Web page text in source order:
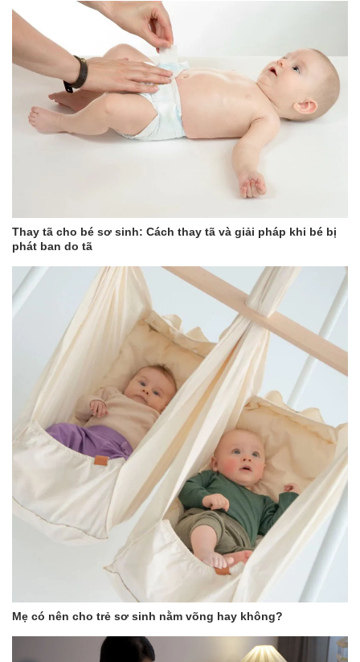
Thay tã cho bé sơ sinh: Cách thay tã và giải pháp khi bé bị
phát ban do tã
Mẹ có nên cho trẻ sơ sinh nằm võng hay không?